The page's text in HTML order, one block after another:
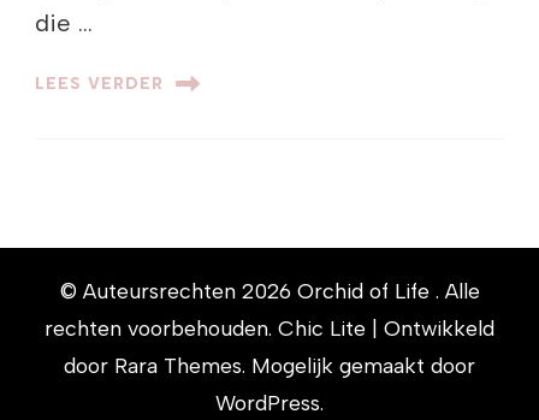
die …
LEES VERDER
© Auteursrechten 2026 Orchid of Life . Alle
rechten voorbehouden. Chic Lite | Ontwikkeld
door Rara Themes. Mogelijk gemaakt door
WordPress.